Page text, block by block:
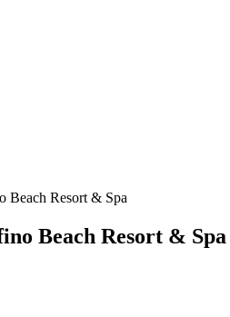
Beach Resort & Spa
Beach Resort & Spa